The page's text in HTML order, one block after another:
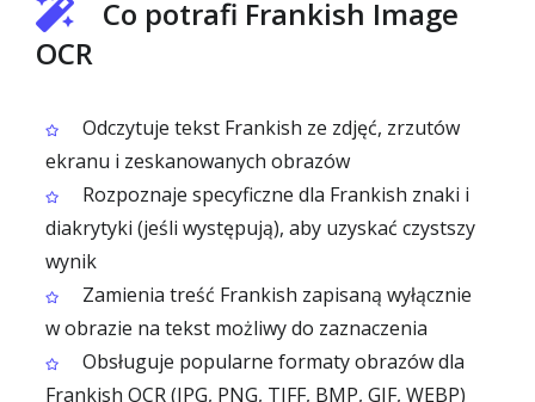
Co potrafi Frankish Image
OCR
Odczytuje tekst Frankish ze zdjęć, zrzutów
ekranu i zeskanowanych obrazów
Rozpoznaje specyficzne dla Frankish znaki i
diakrytyki (jeśli występują), aby uzyskać czystszy
wynik
Zamienia treść Frankish zapisaną wyłącznie
w obrazie na tekst możliwy do zaznaczenia
Obsługuje popularne formaty obrazów dla
Frankish OCR (JPG, PNG, TIFF, BMP, GIF, WEBP)